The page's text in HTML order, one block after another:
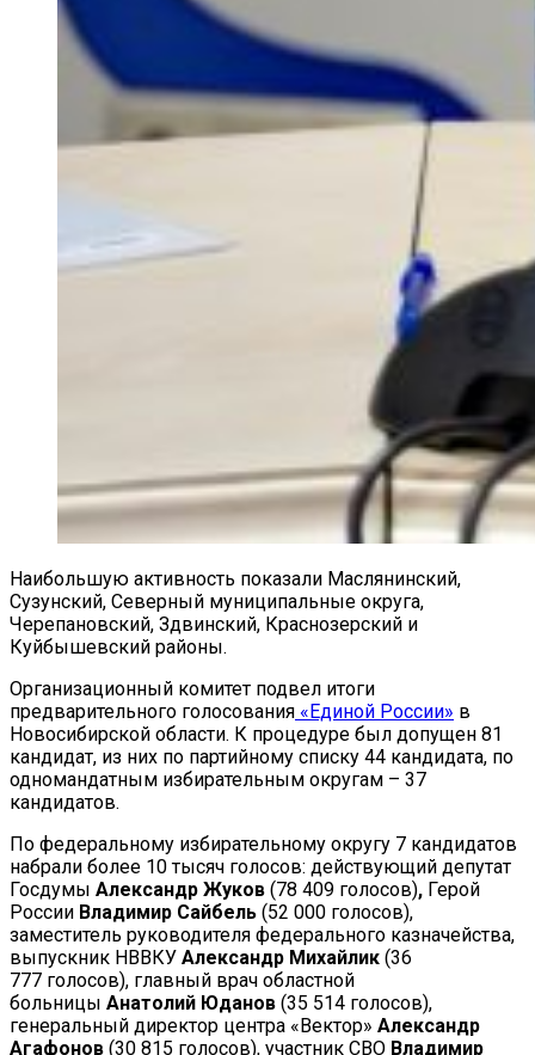
Наибольшую активность показали Маслянинский,
Сузунский, Северный муниципальные округа,
Черепановский, Здвинский, Краснозерский и
Куйбышевский районы.
Организационный комитет подвел итоги
предварительного голосования «Единой России» в
Новосибирской области. К процедуре был допущен 81
кандидат, из них по партийному списку 44 кандидата, по
одномандатным избирательным округам – 37
кандидатов.
По федеральному избирательному округу 7 кандидатов
набрали более 10 тысяч голосов: действующий депутат
Госдумы Александр Жуков (78 409 голосов), Герой
России Владимир Сайбель (52 000 голосов),
заместитель руководителя федерального казначейства,
выпускник НВВКУ Александр Михайлик (36
777 голосов), главный врач областной
больницы Анатолий Юданов (35 514 голосов),
генеральный директор центра «Вектор» Александр
Агафонов (30 815 голосов), участник СВО Владимир